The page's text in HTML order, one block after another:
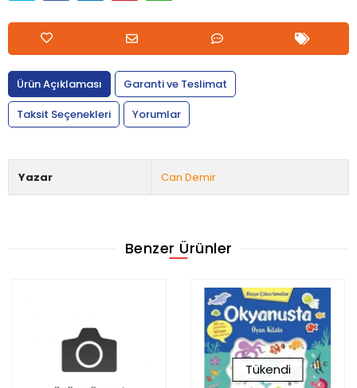
Ürün Açıklaması
Garanti ve Teslimat
Taksit Seçenekleri
Yorumlar
Yazar Can Demir
Benzer Ürünler
Tükendi